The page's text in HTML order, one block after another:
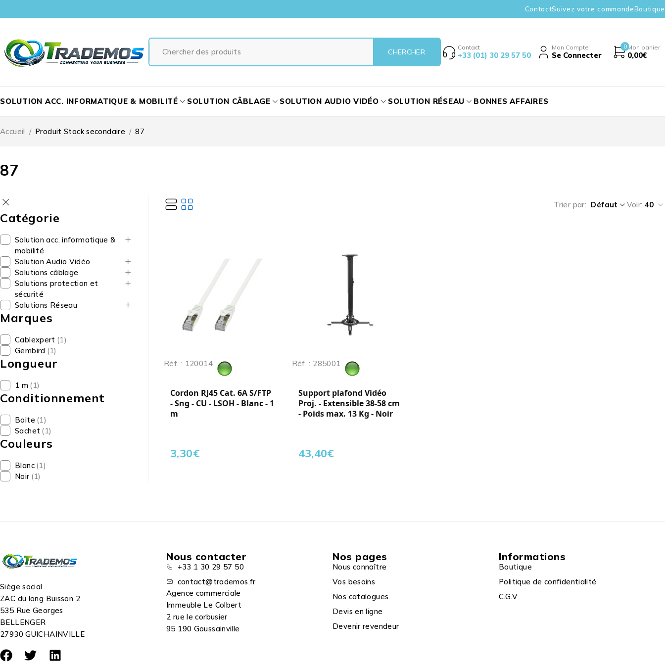
ContactSuivez votre commandeBoutique
Contact
+33 (01) 30 29 57 50
Mon Compte
Se Connecter
0 Mon panier
0,00€
SOLUTION ACC. INFORMATIQUE & MOBILITÉ SOLUTION CÂBLAGE SOLUTION AUDIO VIDÉO SOLUTION RÉSEAU BONNES AFFAIRES
87
Accueil / Produit Stock secondaire / 87
Catégorie
Solution acc. informatique &
mobilité
Solution Audio Vidéo
Solutions câblage
Solutions protection et
sécurité
Solutions Réseau
Marques
Cablexpert (1)
Gembird (1)
Longueur
1 m (1)
Conditionnement
Boite (1)
Sachet (1)
Couleurs
Blanc (1)
Noir (1)
Trier par Défaut Voir: 40
Réf. : 120014
Cordon RJ45 Cat. 6A S/FTP
- Sng - CU - LSOH - Blanc - 1
m
3,30€
Réf. : 285001
Support plafond Vidéo
Proj. - Extensible 38-58 cm
- Poids max. 13 Kg - Noir
43,40€
Siège social
ZAC du long Buisson 2
535 Rue Georges
BELLENGER
27930 GUICHAINVILLE
Nous contacter
+33 1 30 29 57 50
contact@trademos.fr
Agence commerciale
Immeuble Le Colbert
2 rue le corbusier
95 190 Goussainville
Nos pages
Nous connaître
Vos besoins
Nos catalogues
Devis en ligne
Devenir revendeur
Informations
Boutique
Politique de confidentialité
C.G.V